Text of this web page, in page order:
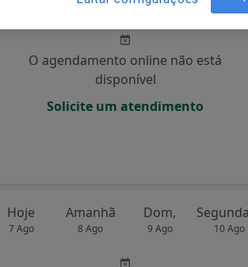
8 Ago 9 Ago 10 Ago
O agendamento online não está
disponível
Solicite um atendimento
Hoje
7 Ago
Amanhã
8 Ago
Dom,
9 Ago 10 Ago